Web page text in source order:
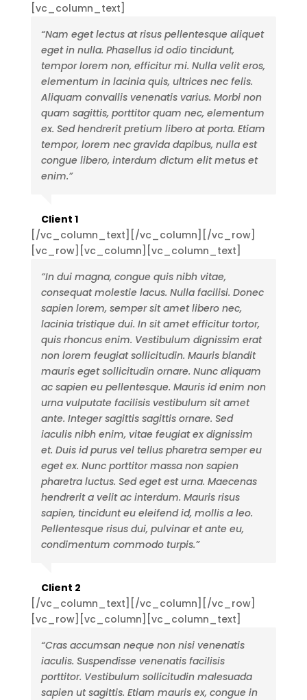
[vc_column_text]
“Nam eget lectus at risus pellentesque aliquet
eget in nulla. Phasellus id odio tincidunt,
tempor lorem non, efficitur mi. Nulla velit eros,
elementum in lacinia quis, ultrices nec felis.
Aliquam convallis venenatis varius. Morbi non
quam sagittis, porttitor quam nec, elementum
ex. Sed hendrerit pretium libero at porta. Etiam
tempor, lorem nec gravida dapibus, nulla est
congue libero, interdum dictum elit metus et
enim.”
Client 1
[/vc_column_text][/vc_column][/vc_row]
[vc_row][vc_column][vc_column_text]
“In dui magna, congue quis nibh vitae,
consequat molestie lacus. Nulla facilisi. Donec
sapien lorem, semper sit amet libero nec,
lacinia tristique dui. In sit amet efficitur tortor,
quis rhoncus enim. Vestibulum dignissim erat
non lorem feugiat sollicitudin. Mauris blandit
mauris eget sollicitudin ornare. Nunc aliquam
ac sapien eu pellentesque. Mauris id enim non
urna vulputate facilisis vestibulum sit amet
ante. Integer sagittis sagittis ornare. Sed
iaculis nibh enim, vitae feugiat ex dignissim
et. Duis id purus vel tellus pharetra semper eu
eget ex. Nunc porttitor massa non sapien
pharetra luctus. Sed eget est urna. Maecenas
hendrerit a velit ac interdum. Mauris risus
sapien, tincidunt eu eleifend id, mollis a leo.
Pellentesque risus dui, pulvinar et ante eu,
condimentum commodo turpis.”
Client 2
[/vc_column_text][/vc_column][/vc_row]
[vc_row][vc_column][vc_column_text]
“Cras accumsan neque non nisi venenatis
iaculis. Suspendisse venenatis facilisis
porttitor. Vestibulum sollicitudin malesuada
sapien ut sagittis. Etiam mauris ex, congue in